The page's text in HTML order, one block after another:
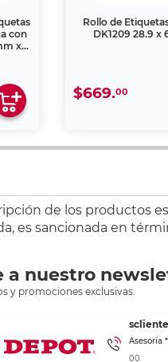
con
x
Rollo de
DK1209 28.9 x
$669.00
de los productos
es sancionada en
a nuestro
y promociones exclusivas.
Asesoría
00